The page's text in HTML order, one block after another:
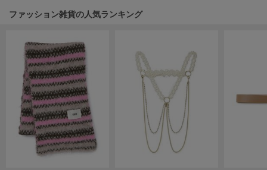
ホカ オネオネ
KEEN
キーン
ファッション雑貨の人気ランキング